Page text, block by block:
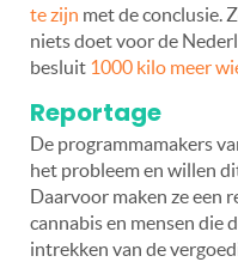
te zijn met de conclusie.
niets doet voor de
besluit 1000 kilo meer
Reportage
De programmamakers
het probleem en willen
Daarvoor maken ze een
cannabis en mensen die
intrekken van de